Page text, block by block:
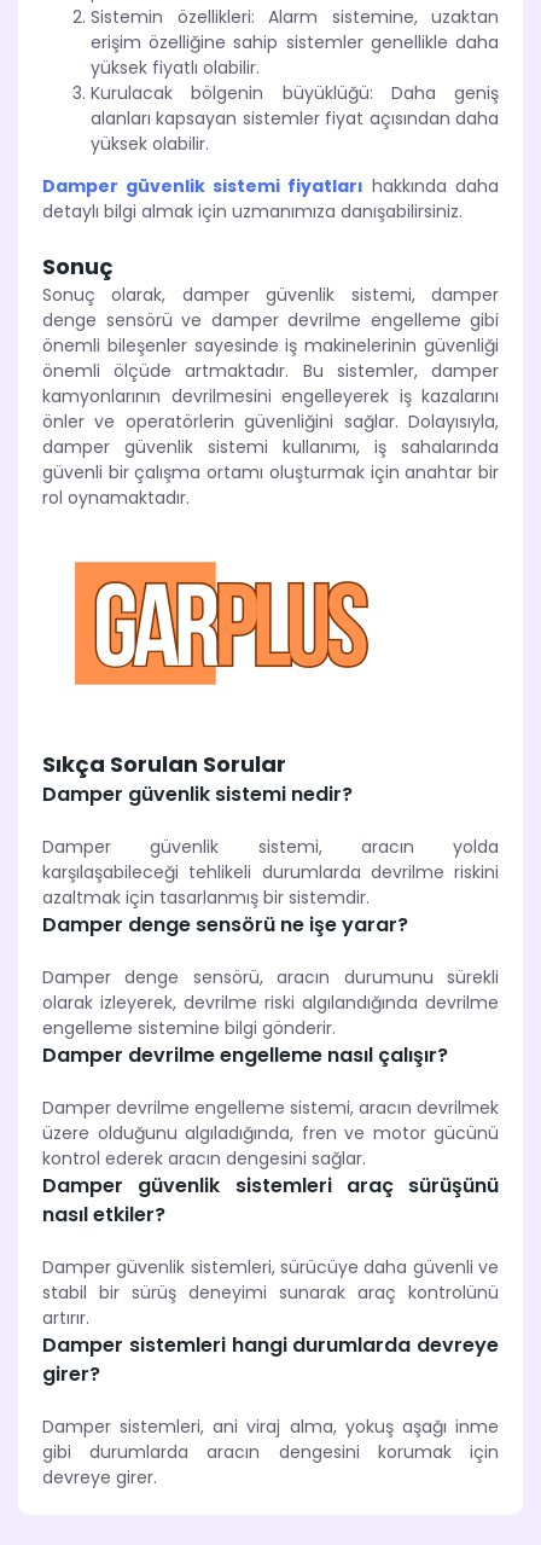
Sistemin özellikleri: Alarm sistemine, uzaktan
erişim özelliğine sahip sistemler genellikle daha
yüksek fiyatlı olabilir.
Kurulacak bölgenin büyüklüğü: Daha geniş
alanları kapsayan sistemler fiyat açısından daha
yüksek olabilir.
Damper güvenlik sistemi fiyatları hakkında daha
detaylı bilgi almak için uzmanımıza danışabilirsiniz.
Sonuç
Sonuç olarak, damper güvenlik sistemi, damper
denge sensörü ve damper devrilme engelleme gibi
önemli bileşenler sayesinde iş makinelerinin güvenliği
önemli ölçüde artmaktadır. Bu sistemler, damper
kamyonlarının devrilmesini engelleyerek iş kazalarını
önler ve operatörlerin güvenliğini sağlar. Dolayısıyla,
damper güvenlik sistemi kullanımı, iş sahalarında
güvenli bir çalışma ortamı oluşturmak için anahtar bir
rol oynamaktadır.
Sıkça Sorulan Sorular
Damper güvenlik sistemi nedir?
Damper güvenlik sistemi, aracın yolda
karşılaşabileceği tehlikeli durumlarda devrilme riskini
azaltmak için tasarlanmış bir sistemdir.
Damper denge sensörü ne işe yarar?
Damper denge sensörü, aracın durumunu sürekli
olarak izleyerek, devrilme riski algılandığında devrilme
engelleme sistemine bilgi gönderir.
Damper devrilme engelleme nasıl çalışır?
Damper devrilme engelleme sistemi, aracın devrilmek
üzere olduğunu algıladığında, fren ve motor gücünü
kontrol ederek aracın dengesini sağlar.
Damper güvenlik sistemleri araç sürüşünü
nasıl etkiler?
Damper güvenlik sistemleri, sürücüye daha güvenli ve
stabil bir sürüş deneyimi sunarak araç kontrolünü
artırır.
Damper sistemleri hangi durumlarda devreye
girer?
Damper sistemleri, ani viraj alma, yokuş aşağı inme
gibi durumlarda aracın dengesini korumak için
devreye girer.